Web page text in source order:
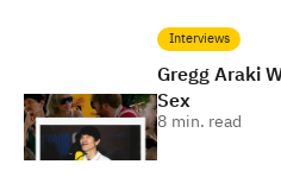
Interviews
Gregg Araki
Sex
8 min. read